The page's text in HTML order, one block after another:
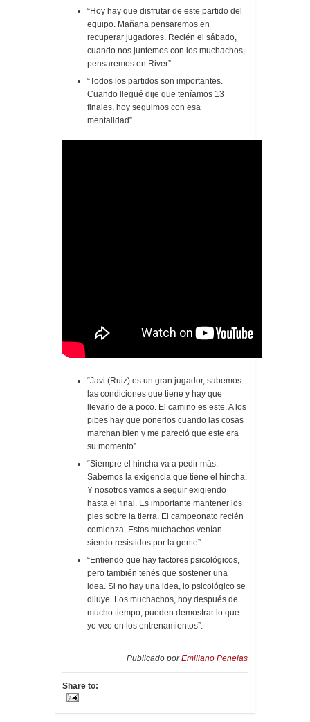
“Hoy hay que disfrutar de este partido del
equipo. Mañana pensaremos en
recuperar jugadores. Recién el sábado,
cuando nos juntemos con los muchachos,
pensaremos en River”.
“Todos los partidos son importantes.
Cuando llegué dije que teníamos 13
finales, hoy seguimos con esa
mentalidad”.
“Javi (Ruiz) es un gran jugador, sabemos
las condiciones que tiene y hay que
llevarlo de a poco. El camino es este. A los
pibes hay que ponerlos cuando las cosas
marchan bien y me pareció que este era
su momento”.
“Siempre el hincha va a pedir más.
Sabemos la exigencia que tiene el hincha.
Y nosotros vamos a seguir exigiendo
hasta el final. Es importante mantener los
pies sobre la tierra. El campeonato recién
comienza. Estos muchachos venían
siendo resistidos por la gente”.
“Entiendo que hay factores psicológicos,
pero también tenés que sostener una
idea. Si no hay una idea, lo psicológico se
diluye. Los muchachos, hoy después de
mucho tiempo, pueden demostrar lo que
yo veo en los entrenamientos”.
Publicado porEmiliano Penelas
Share to: